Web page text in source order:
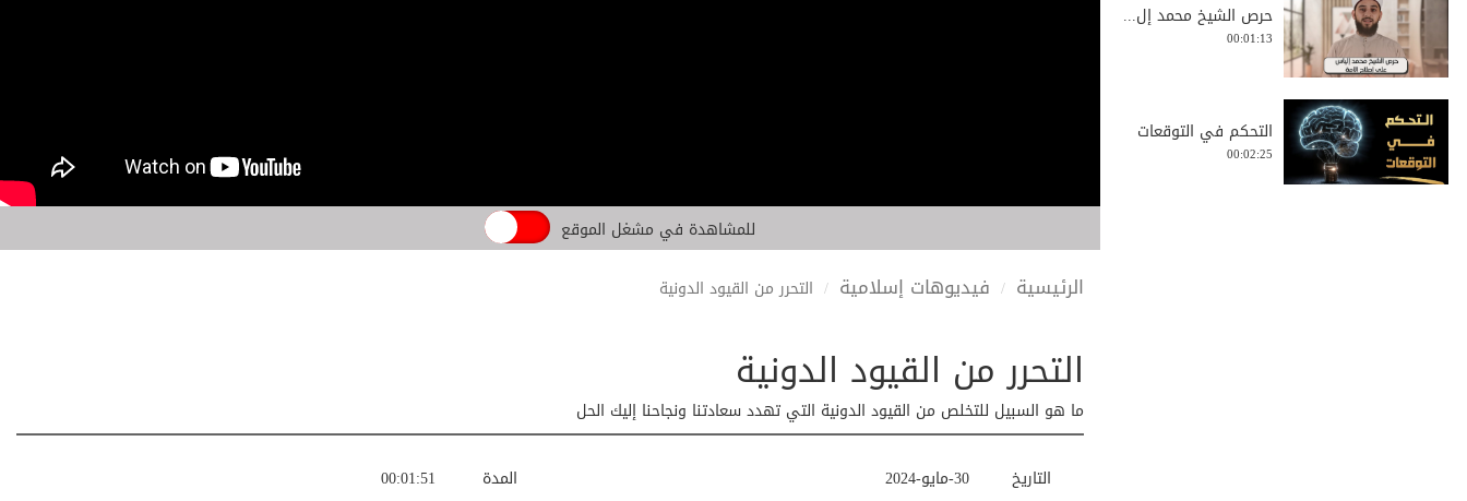
للمشاهدة في مشغل الموقع
الرئيسية فيديوهات إسلامية التحرر من القيود الدونية
التحرر من القيود الدونية
ما هو السبيل للتخلص من القيود الدونية التي تهدد سعادتنا ونجاحنا إليك الحل
00:01:51
المدة
30-مايو-2024
التاريخ
حرص الشيخ محمد إل...
00:01:13
التحكم في التوقعات
00:02:25